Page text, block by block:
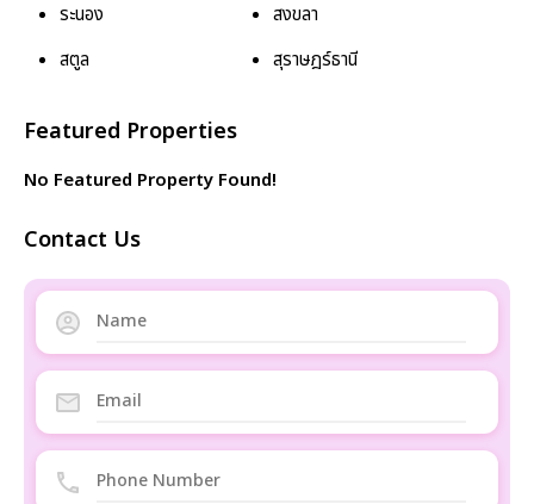
ระนอง
สงขลา
สตูล
สุราษฎร์ธานี
Featured Properties
No Featured Property Found!
Contact Us